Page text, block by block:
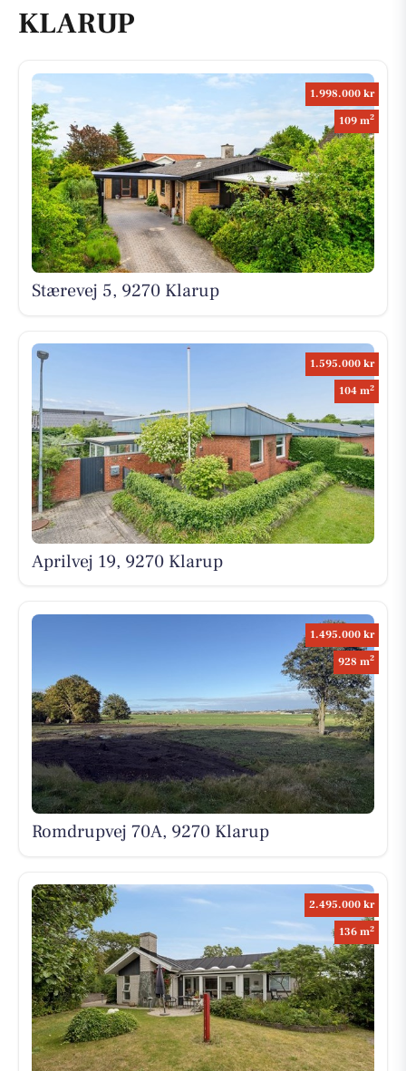
KLARUP
1.998.000 kr
109 m2
Stærevej 5, 9270 Klarup
1.595.000 kr
104 m2
Aprilvej 19, 9270 Klarup
1.495.000 kr
928 m2
Romdrupvej 70A, 9270 Klarup
2.495.000 kr
136 m2